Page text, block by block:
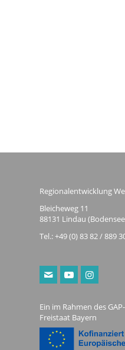
Regionalentwicklung
Bleicheweg 11
88131 Lindau
Tel.: +49 (0) 83 82 / 889
Ein im Rahmen des
Freistaat Bayern